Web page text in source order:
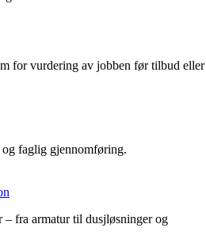
for vurdering av jobben før tilbud eller
faglig gjennomføring.
– fra armatur til dusjløsninger og